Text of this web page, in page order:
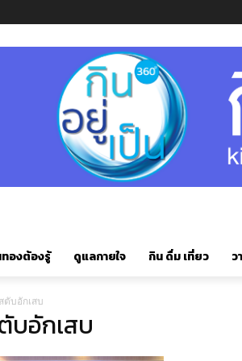
ทองต้องรู้ ดูแลกายใจ กิน ดื่ม เที่ยว ว
ตับอักเสบ
บอักเสบ